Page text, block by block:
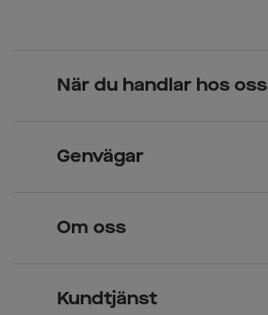
När du handlar hos oss
Över 70 butiker
Genvägar
Om oss
Kundtjänst